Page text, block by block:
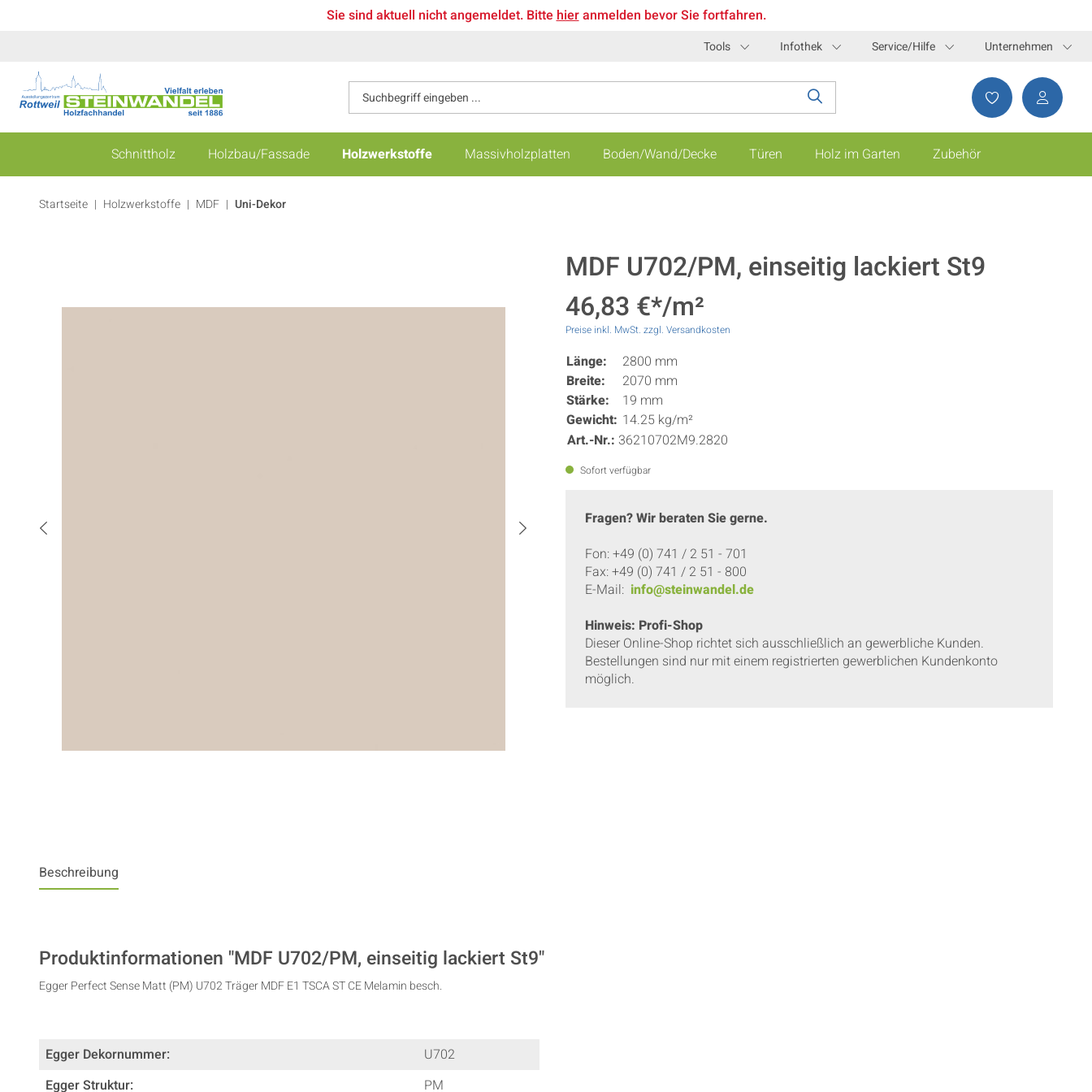
Sie sind aktuell nicht angemeldet. Bittehieranmelden bevor Sie fortfahren.
Tools Infothek Service/Hilfe Unternehmen
Schnittholz Holzbau/Fassade Holzwerkstoffe Massivholzplatten Boden/Wand/Decke Türen Holz im Garten Zubehör
Startseite Holzwerkstoffe | MDF | Uni-Dekor
MDF U702/PM, einseitig lackiert St9
46,83 €*/m²
Preise inkl. MwSt. zzgl. Versandkosten
Länge:
2800 mm
Breite:
2070 mm
Stärke:
19 mm
Gewicht: 14.25 kg/m²
Art.-Nr.: 36210702M9.2820
Sofort verfügbar
Fragen? Wir beraten Sie gerne.
Fon: +49 (0) 741 / 2 51 - 701
Fax: +49 (0) 741 / 2 51 - 800
E-Mail: info@steinwandel.de
Hinweis: Profi-Shop
Dieser Online-Shop richtet sich ausschließlich an gewerbliche Kunden.
Bestellungen sind nur mit einem registrierten gewerblichen Kundenkonto
möglich.
Beschreibung
Produktinformationen "MDF U702/PM, einseitig lackiert St9"
Egger Perfect Sense Matt (PM) U702 Träger MDF E1 TSCA ST CE Melamin besch.
Egger Dekornummer:
U702
Egger Struktur:
PM